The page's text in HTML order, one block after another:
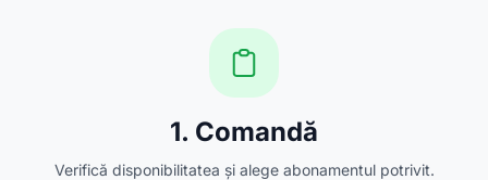
1. Comandă
Verifică disponibilitatea și alege abonamentul potrivit.